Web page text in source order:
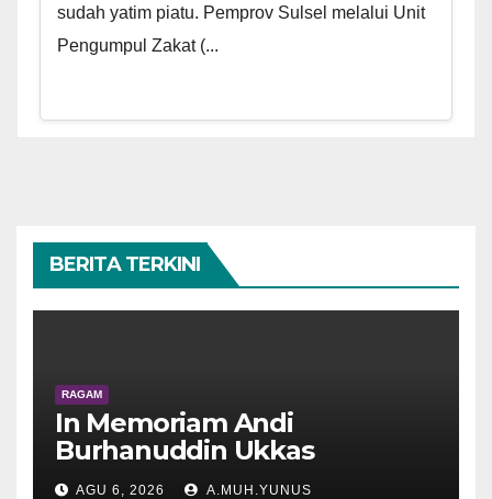
sudah yatim piatu. Pemprov Sulsel melalui Unit
Pengumpul Zakat (...
BERITA TERKINI
RAGAM
In Memoriam Andi
Burhanuddin Ukkas
AGU 6, 2026 A.MUH.YUNUS